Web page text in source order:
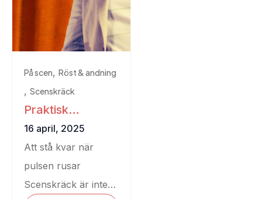
På scen, Röst & andning
, Scenskräck
Praktisk
vägledning mot
scenskräck
16 april, 2025
Att stå kvar när
pulsen rusar
Scenskräck är inte